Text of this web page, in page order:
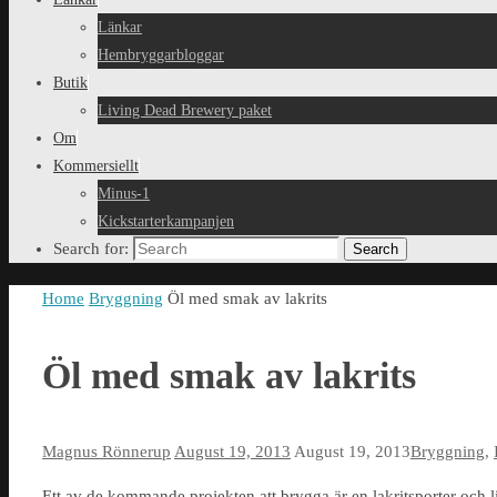
Länkar
Hembryggarbloggar
Butik
Living Dead Brewery paket
Om
Kommersiellt
Minus-1
Kickstarterkampanjen
Search for: Search
Home Bryggning Öl med smak av lakrits
Öl med smak av lakrits
Magnus Rönnerup August 19, 2013 August 19, 2013Bryggning,